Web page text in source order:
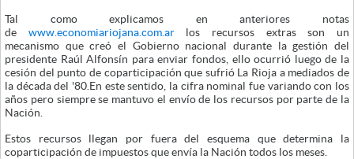
Tal como explicamos en anteriores notas
de www.economiariojana.com.arlos recursos extras son un
mecanismo que creó el Gobierno nacional durante la gestión del
presidente Raúl Alfonsín para enviar fondos, ello ocurrió luego de la
cesión del punto de coparticipación que sufrió La Rioja a mediados de
la década del '80.En este sentido, la cifra nominal fue variando con los
años pero siempre se mantuvo el envío de los recursos por parte de la
Nación.
Estos recursos llegan por fuera del esquema que determina la
coparticipación de impuestos que envía la Nación todos los meses.